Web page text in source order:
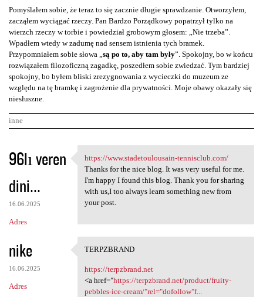
Pomyślałem sobie, że teraz to się zacznie długie sprawdzanie. Otworzyłem,
zacząłem wyciągać rzeczy. Pan Bardzo Porządkowy popatrzył tylko na
wierzch rzeczy w torbie i powiedział grobowym głosem: „Nie trzeba”.
Wpadłem wtedy w zadumę nad sensem istnienia tych bramek.
Przypomniałem sobie słowa „ są po to, aby tam były”. Spokojny, bo w końcu
rozwiązałem filozoficzną zagadkę, poszedłem sobie zwiedzać. Tym bardziej
spokojny, bo byłem bliski zrezygnowania z wycieczki do muzeum ze
względu na tę bramkę i zagrożenie dla prywatności. Moje obawy okazały się
niesłuszne.
inne
K
o
m
e
n
a
r
z
96lı veren
dini...
16.06.2025
Adres
https://www.stadetoulousain
https://www.stadetoulousain-tennisclub.com/
Thanks for the nice blog. It was very useful for me.
I'm happy I found this blog. Thank you for sharing
with us,I too always learn something new from
your post.
nike
16.06.2025
Adres
TERPZBRAND
TERPZBRAND
https://terpzbrand.net
<a href="https://terpzbrand.net/product/fruity-
pebbles-ice-cream/"rel="dofollow"f...